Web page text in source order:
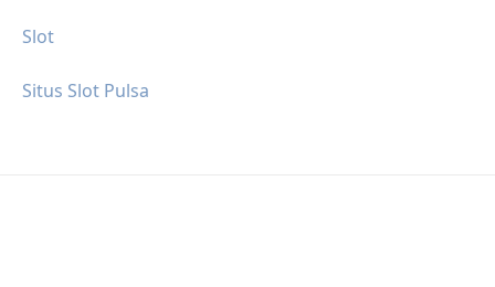
Slot
Situs Slot Pulsa